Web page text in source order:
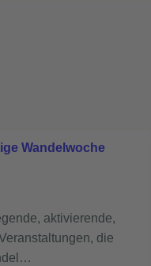
Wandelwoche
aktivierende,
die